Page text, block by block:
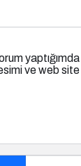
ve web